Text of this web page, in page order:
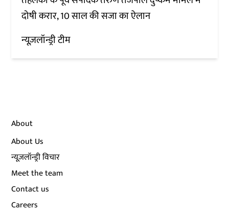
दोषी करार, 10 साल की सजा का ऐलान
न्यूज़लॉन्ड्री टीम
About
About Us
न्यूज़लॉन्ड्री विचार
Meet the team
Contact us
Careers